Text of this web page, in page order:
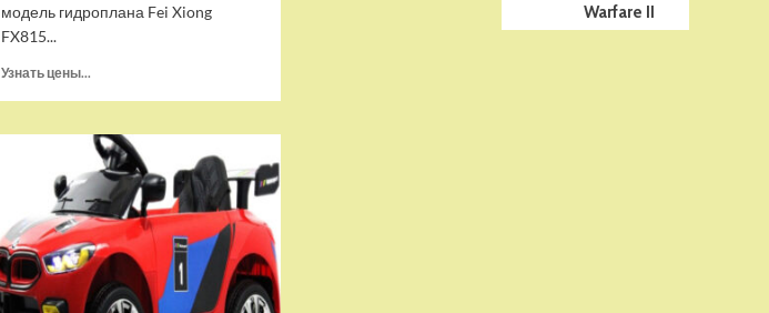
модель гидроплана Fei Xiong
FX815...
Узнать цены...
Радиоуправляемая
модель
Fei
Xiong
гидроплан
Sea-
Land-
Air
для
Warfare II